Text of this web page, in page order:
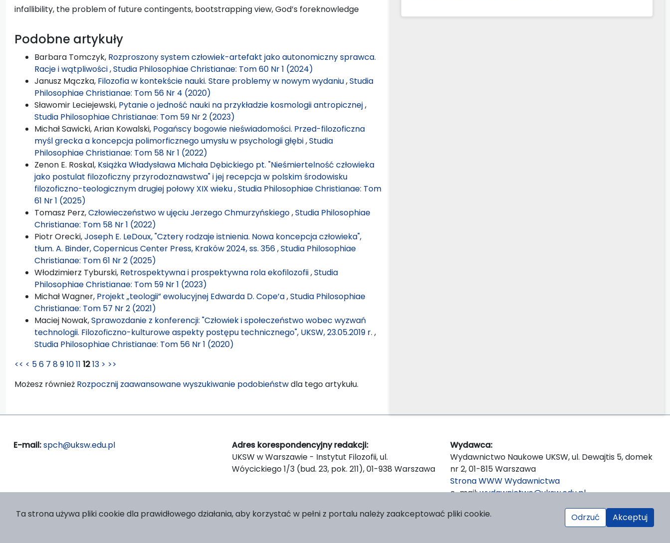
infallibility, the problem of future contingents, bootstrapping view, God’s foreknowledge
Podobne artykuły
Barbara Tomczyk, Rozproszony system człowiek-artefakt jako autonomiczny sprawca.
Racje i wątpliwości,Studia Philosophiae Christianae: Tom 60 Nr 1 (2024)
Janusz Mączka, Filozofia w kontekście nauki. Stare problemy w nowym wydaniu,Studia
Philosophiae Christianae: Tom 56 Nr 4 (2020)
Sławomir Leciejewski, Pytanie o jedność nauki na przykładzie kosmologii antropicznej,
Studia Philosophiae Christianae: Tom 59 Nr 2 (2023)
Michał Sawicki, Arian Kowalski, Pogańscy bogowie nieświadomości. Przed-filozoficzna
myśl grecka a koncepcja polimorficznego umysłu w psychologii głębi,Studia
Philosophiae Christianae: Tom 58 Nr 1 (2022)
Zenon E. Roskal, Książka Władysława Michała Dębickiego pt. "Nieśmiertelność człowieka
jako postulat filozoficzny przyrodoznawstwa" i jej recepcja w polskim środowisku
filozoficzno-teologicznym drugiej połowy XIX wieku,Studia Philosophiae Christianae: Tom
61 Nr 1 (2025)
Tomasz Perz,Człowieczeństwo w ujęciu Jerzego Chmurzyńskiego,Studia Philosophiae
Christianae: Tom 58 Nr 1 (2022)
Piotr Orecki,Joseph E. LeDoux, "Cztery rodzaje istnienia. Nowa koncepcja człowieka",
tłum. A. Binder, Copernicus Center Press, Kraków 2024, ss. 356,Studia Philosophiae
Christianae: Tom 61 Nr 2 (2025)
Włodzimierz Tyburski, Retrospektywna i prospektywna rola ekofilozofii,Studia
Philosophiae Christianae: Tom 59 Nr 1 (2023)
Michał Wagner, Projekt „teologii” ewolucyjnej Edwarda D. Cope’a,Studia Philosophiae
Christianae: Tom 57 Nr 2 (2021)
Maciej Nowak,Sprawozdanie z konferencji: "Człowiek i społeczeństwo wobec wyzwań
technologii. Filozoficzno-kulturowe aspekty postępu technicznego", UKSW, 23.05.2019 r. ,
Studia Philosophiae Christianae: Tom 56 Nr 1 (2020)
<< < 56 7 891011 1213 > >>
Możesz również Rozpocznij zaawansowane wyszukiwanie podobieństwdla tego artykułu.
E-mail:spch@uksw.edu.pl
Adres korespondencyjny redakcji:
UKSW w Warszawie - Instytut Filozofii, ul.
Wóycickiego 1/3 (bud. 23, pok. 211), 01-938 Warszawa
Wydawca:
Wydawnictwo Naukowe UKSW, ul. Dewajtis 5, domek
nr 2, 01-815 Warszawa
Strona WWW Wydawnictwa
e-mail:wydawnictwo@uksw.edu.pl
Ta strona używa pliki cookie dla prawidłowego działania, aby korzystać w pełni z portalu należy zaakceptować pliki cookie.
Odrzuć Akceptuj